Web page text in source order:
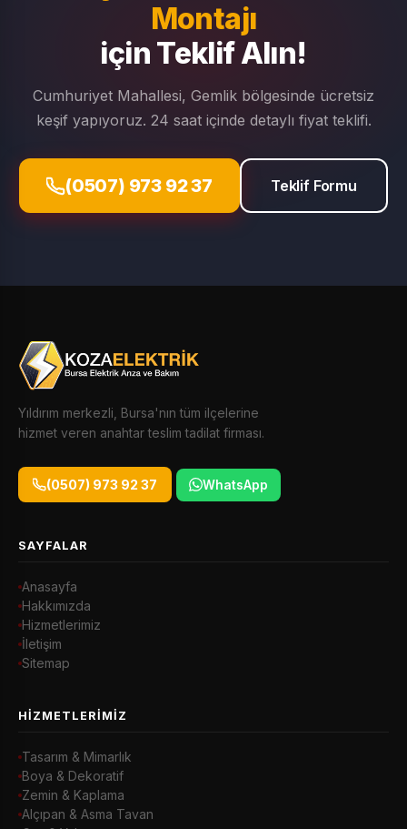
Montajı
için Teklif Alın!
Cumhuriyet Mahallesi, Gemlik bölgesinde ücretsiz
keşif yapıyoruz. 24 saat içinde detaylı fiyat teklifi.
(0507) 973 92 37 Teklif Formu
Yıldırım merkezli, Bursa'nın tüm ilçelerine
hizmet veren anahtar teslim tadilat firması.
(0507) 973 92 37 WhatsApp
SAYFALAR
Anasayfa
Hakkımızda
Hizmetlerimiz
İletişim
Sitemap
HIZMETLERIMIZ
Tasarım & Mimarlık
Boya & Dekoratif
Zemin & Kaplama
Alçıpan & Asma Tavan